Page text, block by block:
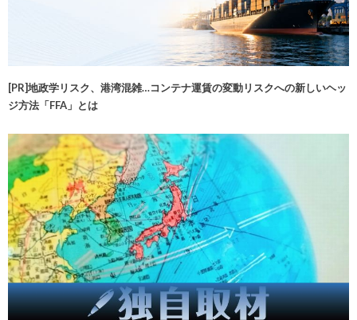
[PR]地政学リスク、港湾混雑…コンテナ運賃の変動リスクへの新しいヘッ
ジ方法「FFA」とは